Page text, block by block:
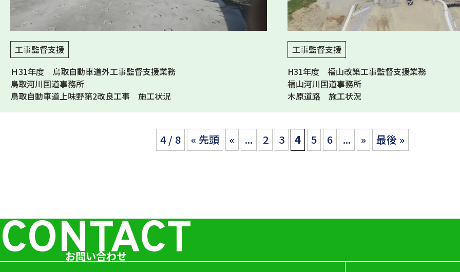
工事監督支援
Ｈ31年度 鳥取自動車道外工事監督支援業務
鳥取河川国道事務所
鳥取自動車道上味野第2改良工事 施工状況
工事監督支援
H31年度 福山改築工事監督支援業務
福山河川国道事務所
木原道路 施工状況
4 / 8 « 先頭 « ... 2 3 4 5 6 ... » 最後 »
CONTACT
お問い合わせ